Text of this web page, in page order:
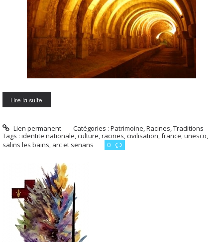
Lire la suite
Lien permanent Catégories :Patrimoine, Racines, Traditions
Tags : identite nationale,culture,racines,civilisation,france,unesco,
salins les bains, arc et senans 0